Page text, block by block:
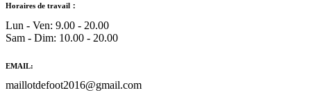
Horaires de travail：
Lun - Ven: 9.00 - 20.00
Sam - Dim: 10.00 - 20.00
EMAIL:
maillotdefoot2016@gmail.com